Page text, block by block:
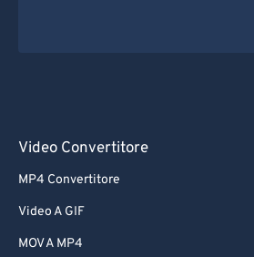
Video Convertitore
MP4 Convertitore
Video A GIF
MOV A MP4